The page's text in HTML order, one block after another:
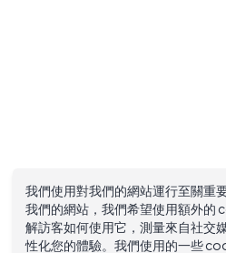
我們使用對我們的網站運行至關重
我們的網站，我們希望使用額外的
解訪客如何使用它，測量來自社交
性化您的體驗。我們使用的一些